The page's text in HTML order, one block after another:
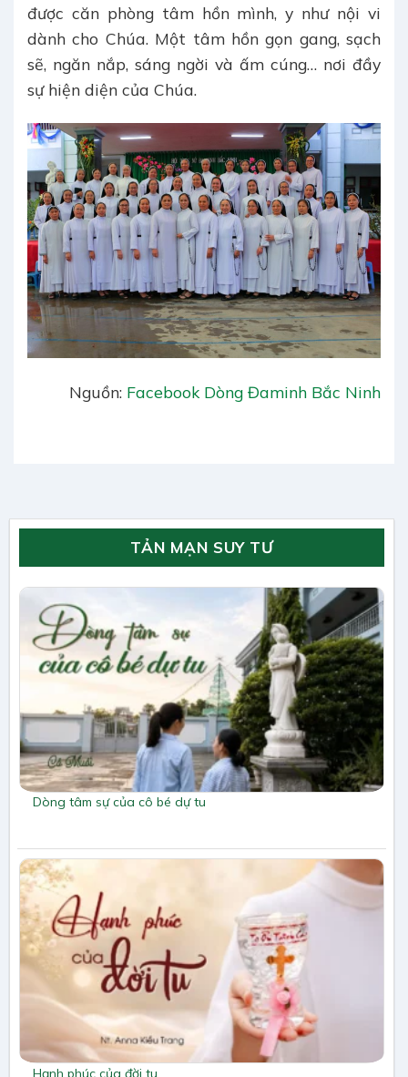
được căn phòng tâm hồn mình, y như nội vi
dành cho Chúa. Một tâm hồn gọn gang, sạch
sẽ, ngăn nắp, sáng ngời và ấm cúng… nơi đầy
sự hiện diện của Chúa.
Nguồn: Facebook Dòng Đaminh Bắc Ninh
TẢN MẠN SUY TƯ
Dòng tâm sự của cô bé dự tu
Hạnh phúc của đời tu